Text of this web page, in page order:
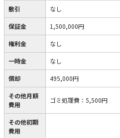
敷引 なし
保証金 1,500,000円
権利金 なし
一時金 なし
償却 495,000円
その他月額
費用
ゴミ処理費 ： 5,500円
その他初期
費用